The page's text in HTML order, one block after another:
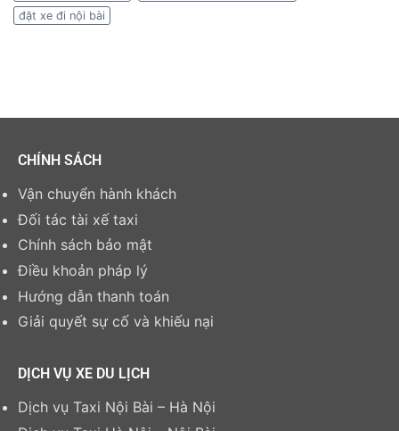
đặt xe đi nội bài
CHÍNH SÁCH
Vận chuyển hành khách
Đối tác tài xế taxi
Chính sách bảo mật
Điều khoản pháp lý
Hướng dẫn thanh toán
Giải quyết sự cố và khiếu nại
DỊCH VỤ XE DU LỊCH
Dịch vụ Taxi Nội Bài – Hà Nội